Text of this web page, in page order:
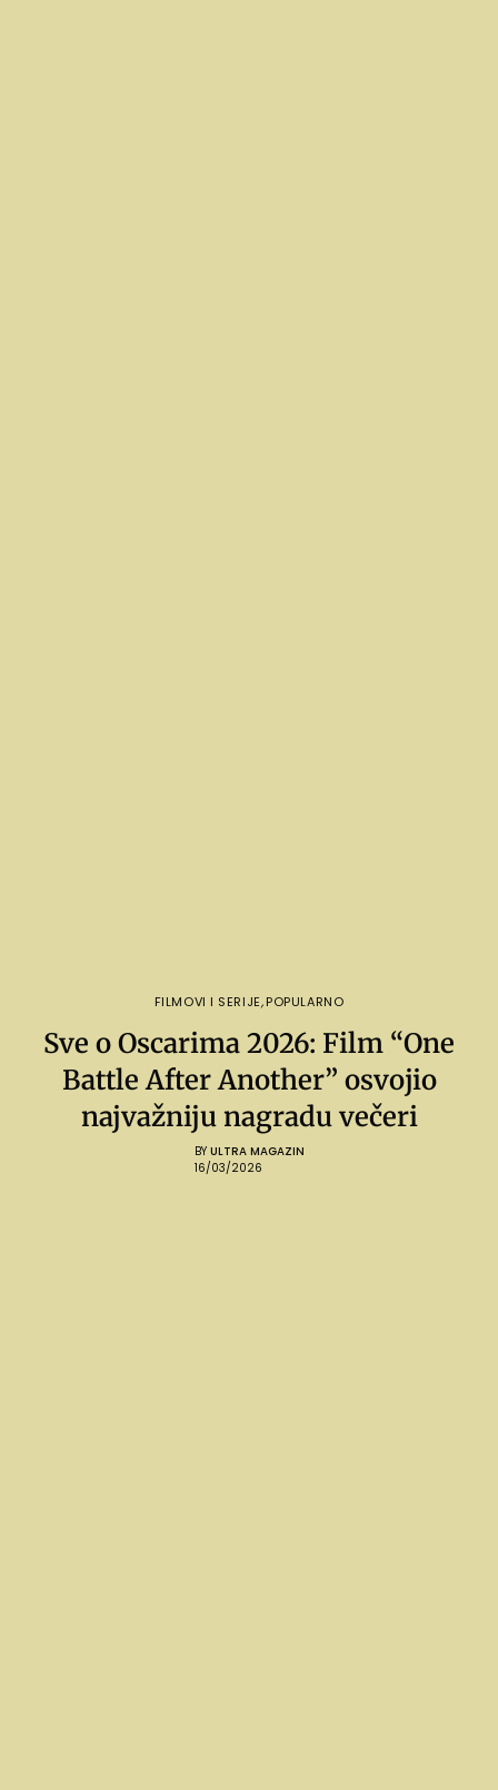
FILMOVI I SERIJE,POPULARNO
Sve o Oscarima 2026: Film “One
Battle After Another” osvojio
najvažniju nagradu večeri
BY ULTRA MAGAZIN
16/03/2026